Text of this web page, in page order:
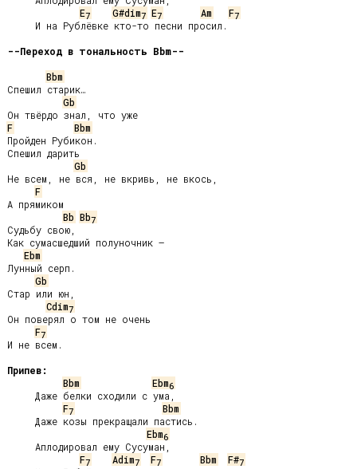
E7 G#dim7 E7 Am F7
--Переход в тональность Bbm--
Bbm
Спешил старик…
Gb
F
Bbm
Пройден Рубикон.
Спешил дарить
Gb
Не всем, не вся, не вкривь, не вкось,
F
А прямиком
Bb Bb7
Судьбу свою,
Как сумасшедший полуночник –
Ebm
Лунный серп.
Gb
Стар или юн,
Cdim7
Он поверял о том не очень
F7
И не всем.
Припев:
Bbm
Ebm6
F7
Bbm
Ebm6
F7 Adim7 F7 Bbm F#7